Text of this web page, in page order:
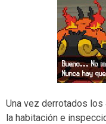
Una vez derrotados
la habitación e